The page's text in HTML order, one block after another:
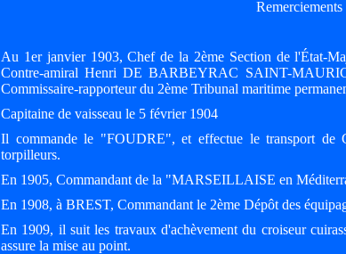
Au 1er janvier 1903, Chef de la 2ème Section de l'État-
Contre-amiral Henri DE BARBEYRAC SAINT-
Commissaire-rapporteur du 2ème Tribunal maritime
Capitaine de vaisseau le 5 février 1904
Il commande le "FOUDRE", et effectue le transport
torpilleurs.
En 1905, Commandant de la "MARSEILLAISE en
En 1908, à BREST, Commandant le 2ème Dépôt des
En 1909, il suit les travaux d'achèvement du croiseur
assure la mise au point.